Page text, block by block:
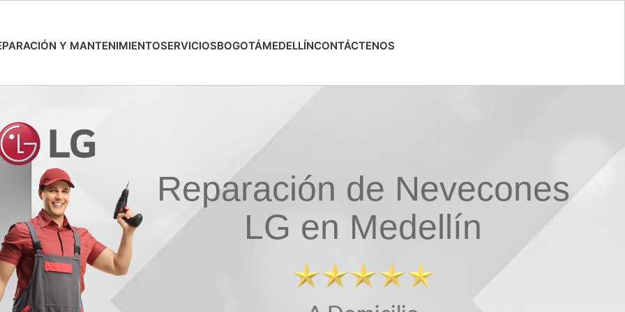
Y MANTENIMIENTOSERVICIOSBOGOTÁMEDELLÍNCONTÁCTENOS
Reparación de Nevecones
LG en Medellín